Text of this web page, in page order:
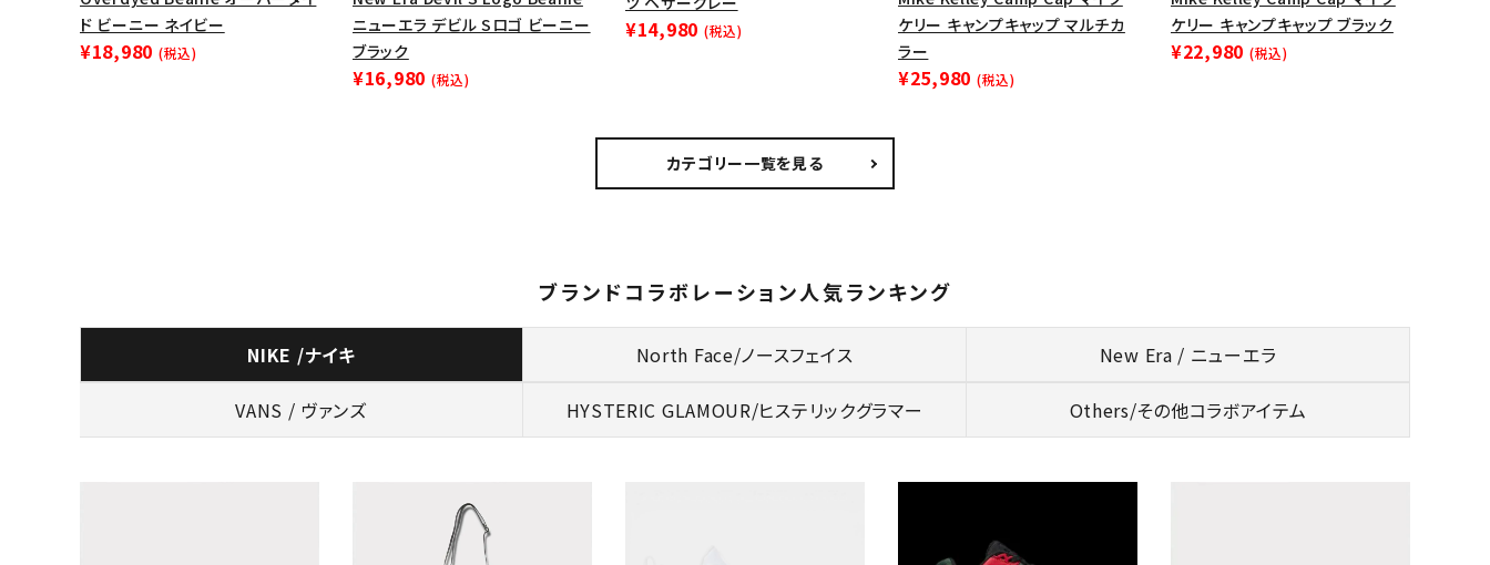
ド ビーニー ネイビー
¥18,980 (税込)
ニューエラ デビル Sロゴ ビーニー
ブラック
¥16,980 (税込)
¥14,980 (税込)
ケリー キャンプキャップ マルチカ
ラー
¥25,980 (税込)
ケリー キャンプキャップ ブラック
¥22,980 (税込)
カテゴリー一覧を見る
ブランドコラボレーション人気ランキング
NIKE /ナイキ North Face/ノースフェイス New Era / ニューエラ
VANS / ヴァンズ HYSTERIC GLAMOUR/ヒステリックグラマー Others/その他コラボアイテム